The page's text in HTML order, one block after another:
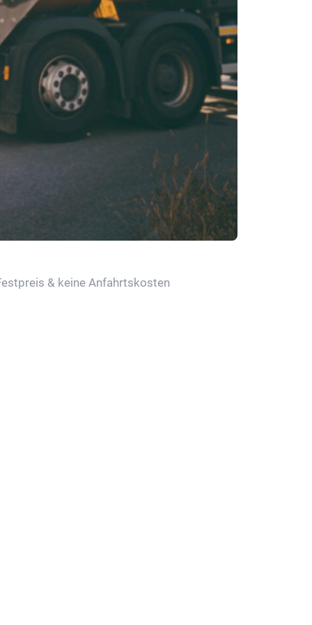
& keine Anfahrtskosten